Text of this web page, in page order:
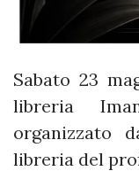
Sabato 23
libreria
organizzato
libreria del